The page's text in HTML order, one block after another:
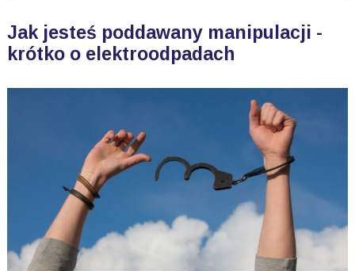
Jak jesteś poddawany manipulacji -
krótko o elektroodpadach